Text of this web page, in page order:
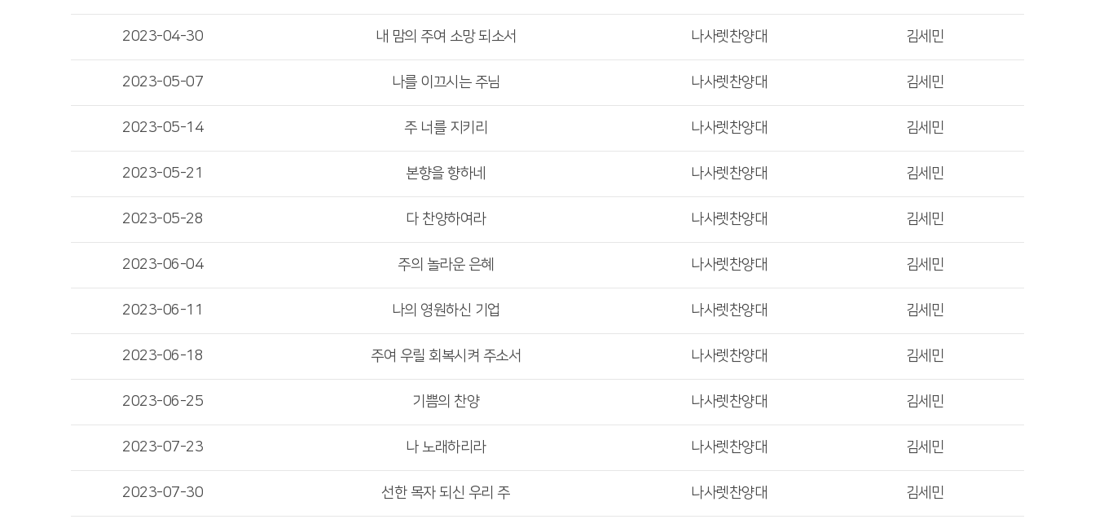
2023-04-30 내 맘의 주여 소망 되소서 나사렛찬양대 김세민
2023-05-07 나를 이끄시는 주님 나사렛찬양대 김세민
2023-05-14 주 너를 지키리 나사렛찬양대 김세민
2023-05-21 본향을 향하네 나사렛찬양대 김세민
2023-05-28 다 찬양하여라 나사렛찬양대 김세민
2023-06-04 주의 놀라운 은혜 나사렛찬양대 김세민
2023-06-11 나의 영원하신 기업 나사렛찬양대 김세민
2023-06-18 주여 우릴 회복시켜 주소서 나사렛찬양대 김세민
2023-06-25 기쁨의 찬양 나사렛찬양대 김세민
2023-07-23 나 노래하리라 나사렛찬양대 김세민
2023-07-30 선한 목자 되신 우리 주 나사렛찬양대 김세민